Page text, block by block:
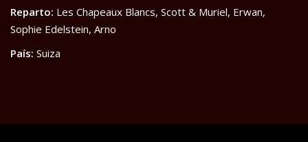
Reparto: Les Chapeaux Blancs, Scott & Muriel, Erwan,
Sophie Edelstein, Arno
País: Suiza